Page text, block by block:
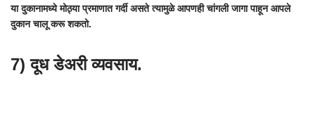
या दुकानामध्ये मोठ्या प्रमाणात गर्दी असते त्यामुळे आपणही चांगली जागा पाहून आपले
दुकान चालू करू शकतो.
7) दूध डेअरी व्यवसाय.